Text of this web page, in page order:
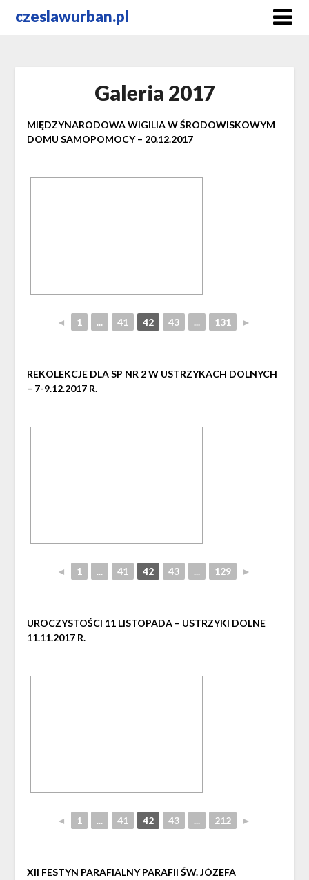
czeslawurban.pl
Galeria 2017
MIĘDZYNARODOWA WIGILIA W ŚRODOWISKOWYM
DOMU SAMOPOMOCY – 20.12.2017
◄ 1 ... 41 42 43 ... 131 ►
REKOLEKCJE DLA SP NR 2 W USTRZYKACH DOLNYCH
– 7-9.12.2017 R.
◄ 1 ... 41 42 43 ... 129 ►
UROCZYSTOŚCI 11 LISTOPADA – USTRZYKI DOLNE
11.11.2017 R.
◄ 1 ... 41 42 43 ... 212 ►
XII FESTYN PARAFIALNY PARAFII ŚW. JÓZEFA